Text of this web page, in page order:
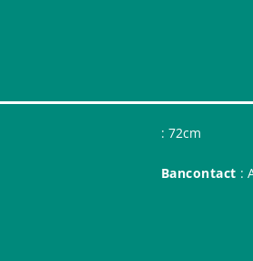
: 72cm
Bancontact :